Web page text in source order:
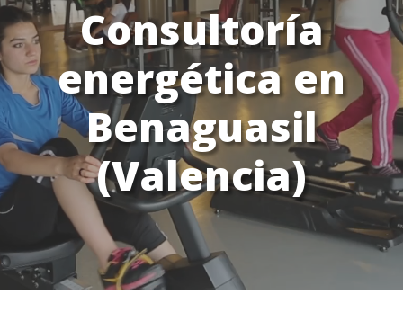
Consultoría
energética en
Benaguasil
(Valencia)